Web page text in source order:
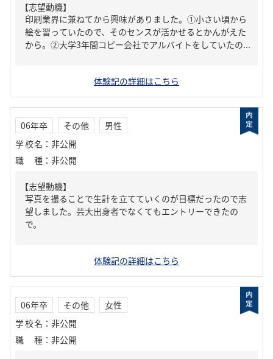
【志望動機】
印刷業界に兼ねてから興味がありました。①小さい頃から
絵を習っていたので、そのセンスが活かせるとかんがえた
から。②大学3年間コピー会社でアルバイトをしていたの...
体験記の詳細はこちら
06年卒 その他
男性
学校名 ： 非公開
職種 ： 非公開
【志望動機】
写真を撮ることで生計を立てていくのが目標だったので志
望しました。芸大出身者でなくてもエントリーできたの
で。
体験記の詳細はこちら
06年卒 その他
女性
学校名 ： 非公開
職種 ： 非公開